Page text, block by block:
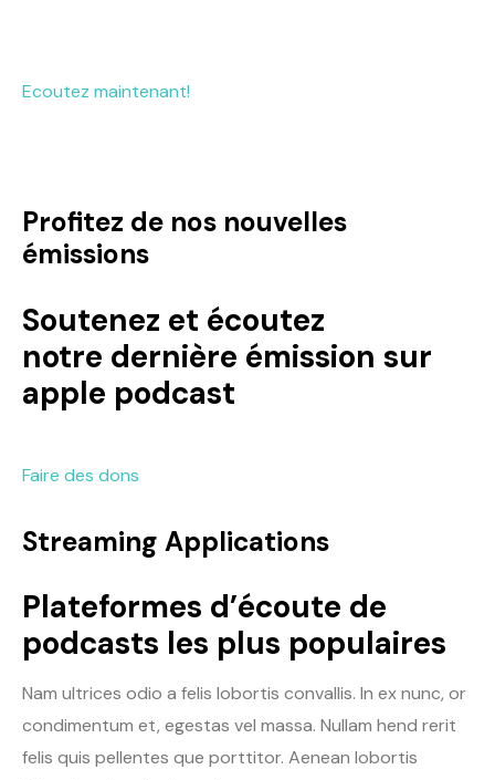
Ecoutez maintenant!
Profitez de nos nouvelles
émissions
Soutenez et écoutez
notre dernière émission sur
apple podcast
Faire des dons
Streaming Applications
Plateformes d’écoute de
podcasts les plus populaires
Nam ultrices odio a felis lobortis convallis. In ex nunc, or
condimentum et, egestas vel massa. Nullam hend rerit
felis quis pellentes que porttitor. Aenean lobortis